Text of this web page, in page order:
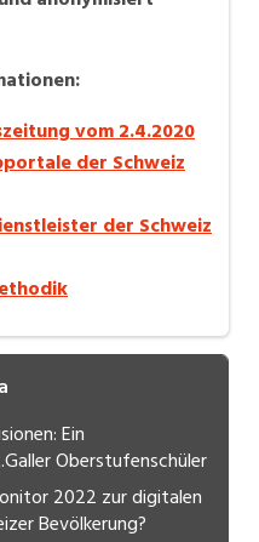
vom 2.4.2020
der Schweiz
der Schweiz
Ein
Oberstufenschüler
2022 zur digitalen
Bevölkerung?